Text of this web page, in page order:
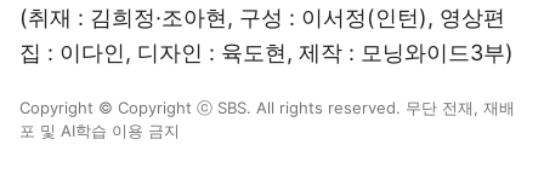
(취재 : 김희정·조아현, 구성 : 이서정(인턴), 영상편
집 : 이다인, 디자인 : 육도현, 제작 : 모닝와이드3부)
Copyright © Copyright ⓒ SBS. All rights reserved. 무단 전재, 재배
포 및 AI학습 이용 금지